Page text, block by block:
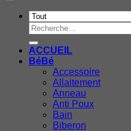
Recherche
pour :
ACCUEIL
BéBé
Accessoire
Allaitement
Anneau
Anti Poux
Bain
Biberon